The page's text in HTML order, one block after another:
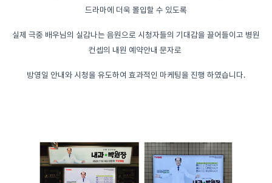
드라마에 더욱 몰입할 수 있도록
실제 극중 배우님의 실감나는 음원으로 시청자들의 기대감을 끌어들이고 병원
컨셉의 내원 예약안내 문자로
방영일 안내와 시청을 유도하여 효과적인 마케팅을 진행 하였습니다.